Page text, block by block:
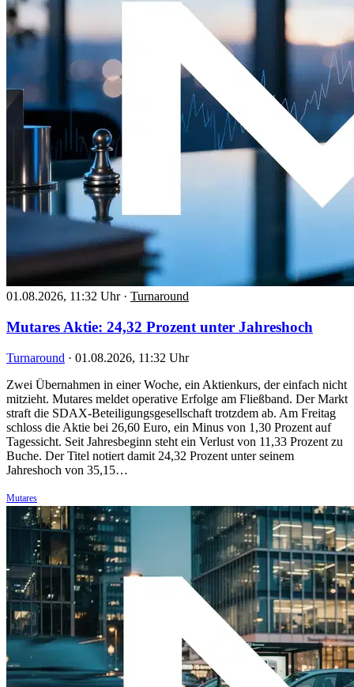
01.08.2026, 11:32 Uhr · Turnaround
Mutares Aktie: 24,32 Prozent unter Jahreshoch
Turnaround · 01.08.2026, 11:32 Uhr
Zwei Übernahmen in einer Woche, ein Aktienkurs, der einfach nicht
mitzieht. Mutares meldet operative Erfolge am Fließband. Der Markt
straft die SDAX-Beteiligungsgesellschaft trotzdem ab. Am Freitag
schloss die Aktie bei 26,60 Euro, ein Minus von 1,30 Prozent auf
Tagessicht. Seit Jahresbeginn steht ein Verlust von 11,33 Prozent zu
Buche. Der Titel notiert damit 24,32 Prozent unter seinem
Jahreshoch von 35,15…
Mutares